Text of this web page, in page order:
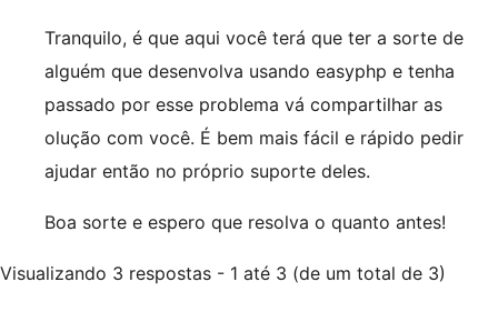
Tranquilo, é que aqui você terá que ter a sorte de
alguém que desenvolva usando easyphp e tenha
passado por esse problema vá compartilhar as
olução com você. É bem mais fácil e rápido pedir
ajudar então no próprio suporte deles.
Boa sorte e espero que resolva o quanto antes!
Visualizando 3 respostas - 1 até 3 (de um total de 3)